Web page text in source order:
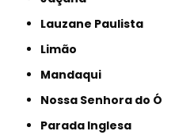
Lauzane Paulista
Limão
Mandaqui
Nossa Senhora do Ó
Parada Inglesa